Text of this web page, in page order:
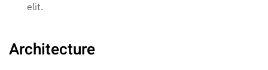
elit.
Architecture